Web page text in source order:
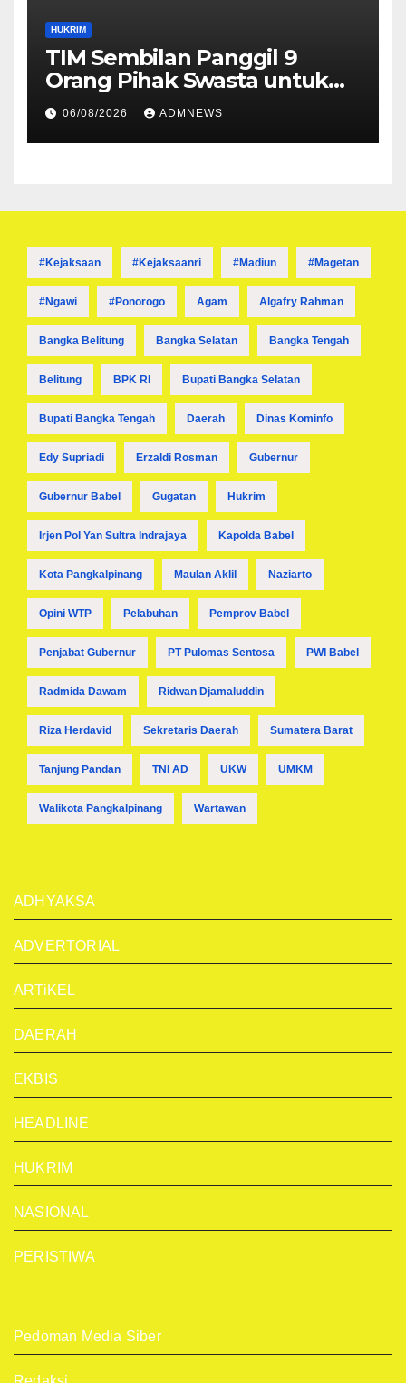
HUKRIM
TIM Sembilan Panggil 9
Orang Pihak Swasta untuk
Memperoleh Alat Bukti dan
Memperjelas Konstruksi
Perkara Dugaan TPPU yang
06/08/2026 ADMNEWS
#kejaksaan #kejaksaanri #madiun #magetan
#ngawi #ponorogo Agam Algafry Rahman
Bangka Belitung Bangka Selatan Bangka Tengah
Belitung BPK RI Bupati Bangka Selatan
Bupati Bangka Tengah Daerah Dinas Kominfo
Edy Supriadi Erzaldi Rosman Gubernur
Gubernur Babel Gugatan Hukrim
Irjen Pol Yan Sultra Indrajaya Kapolda Babel
Kota Pangkalpinang Maulan Aklil Naziarto
Opini WTP Pelabuhan Pemprov Babel
Penjabat Gubernur PT Pulomas Sentosa PWI Babel
Radmida Dawam Ridwan Djamaluddin
Riza Herdavid Sekretaris Daerah Sumatera Barat
Tanjung Pandan TNI AD UKW UMKM
Walikota Pangkalpinang Wartawan
ADHYAKSA
ADVERTORIAL
ARTiKEL
DAERAH
EKBIS
HEADLINE
HUKRIM
NASIONAL
PERISTIWA
Pedoman Media Siber